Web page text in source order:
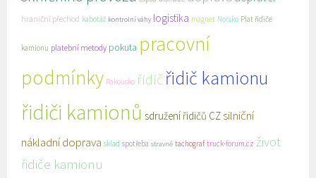
hraniční přechod kabotáž kontrolní váhy logistika magnet Norsko Plat řidiče
kamionu platební metody pokuta pracovní
podmínky Rakousko řidičřidič kamionu
řidiči kamionů sdružení řidičů CZsilniční
nákladní doprava sklad spotřeba stravné tachograf truck-forum.cz život
řidiče kamionu